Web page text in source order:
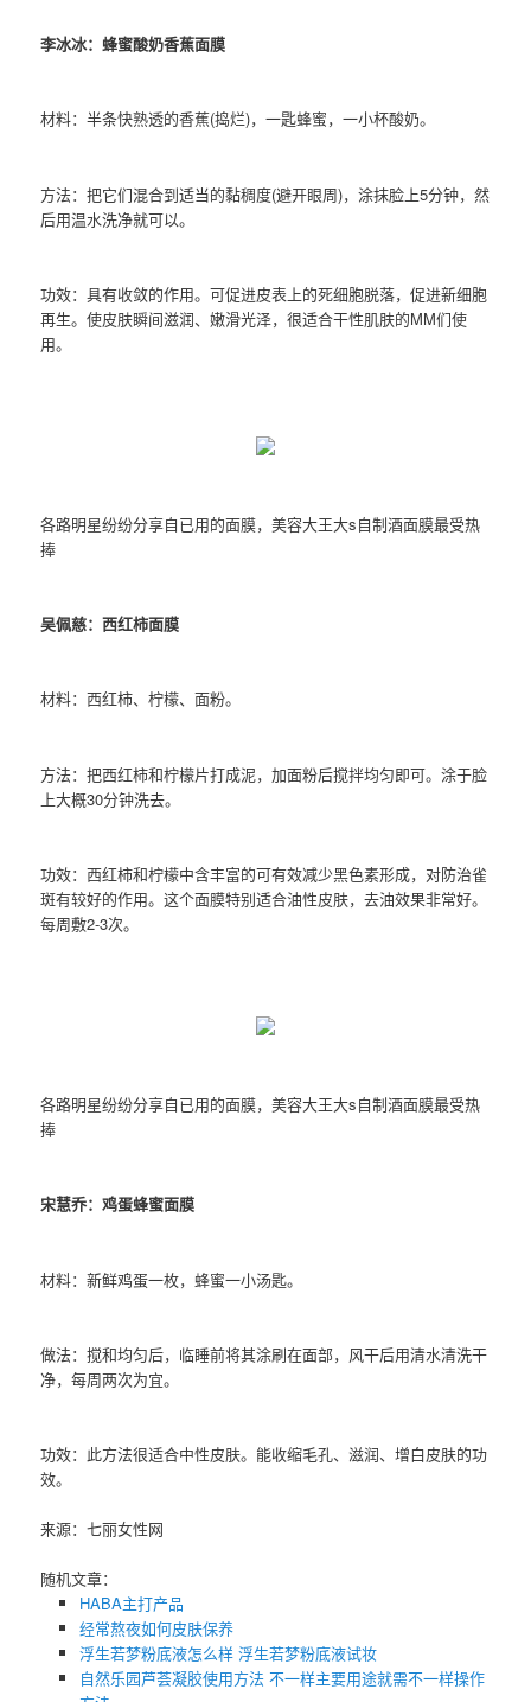
李冰冰：蜂蜜酸奶香蕉面膜
材料：半条快熟透的香蕉(捣烂)，一匙蜂蜜，一小杯酸奶。
方法：把它们混合到适当的黏稠度(避开眼周)，涂抹脸上5分钟，然
后用温水洗净就可以。
功效：具有收敛的作用。可促进皮表上的死细胞脱落，促进新细胞
再生。使皮肤瞬间滋润、嫩滑光泽，很适合干性肌肤的MM们使
用。
各路明星纷纷分享自已用的面膜，美容大王大s自制酒面膜最受热
捧
吴佩慈：西红柿面膜
材料：西红柿、柠檬、面粉。
方法：把西红柿和柠檬片打成泥，加面粉后搅拌均匀即可。涂于脸
上大概30分钟洗去。
功效：西红柿和柠檬中含丰富的可有效减少黑色素形成，对防治雀
斑有较好的作用。这个面膜特别适合油性皮肤，去油效果非常好。
每周敷2-3次。
各路明星纷纷分享自已用的面膜，美容大王大s自制酒面膜最受热
捧
宋慧乔：鸡蛋蜂蜜面膜
材料：新鲜鸡蛋一枚，蜂蜜一小汤匙。
做法：搅和均匀后，临睡前将其涂刷在面部，风干后用清水清洗干
净，每周两次为宜。
功效：此方法很适合中性皮肤。能收缩毛孔、滋润、增白皮肤的功
效。
来源：七丽女性网
随机文章：
HABA主打产品
经常熬夜如何皮肤保养
浮生若梦粉底液怎么样 浮生若梦粉底液试妆
自然乐园芦荟凝胶使用方法 不一样主要用途就需不一样操作